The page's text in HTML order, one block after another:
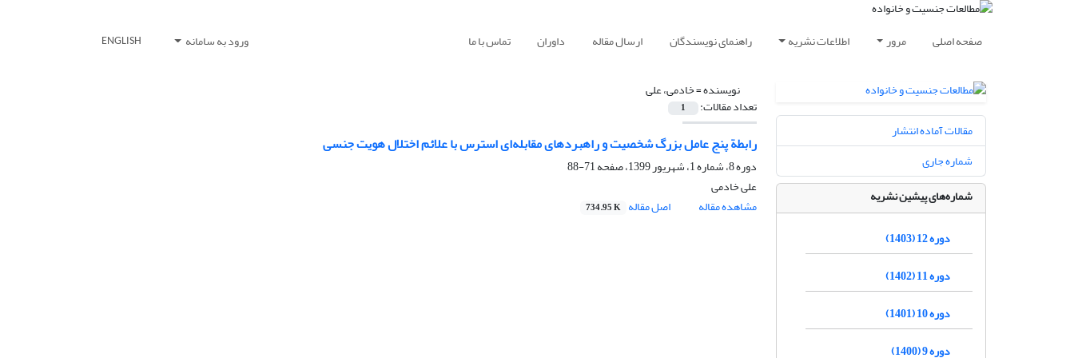
صفحه اصلی مرور اطلاعات نشریه راهنمای نویسندگان ارسال مقاله داوران تماس با ما ورود به سامانه ENGLISH
نویسنده =خادمی، علی
تعداد مقالات: 1
رابطة پنج عامل بزرگ شخصیت و راهبردهای مقابله‌ای استرس با علائم اختلال هویت جنسی
دوره 8، شماره 1، شهریور 1399، صفحه
71-88
علی خادمی
مشاهده مقاله
اصل مقاله 734.95 K
مقالات آماده انتشار
شماره جاری
شماره‌های پیشین نشریه
دوره 12 (1403)
دوره 11 (1402)
دوره 10 (1401)
دوره 9 (1400)